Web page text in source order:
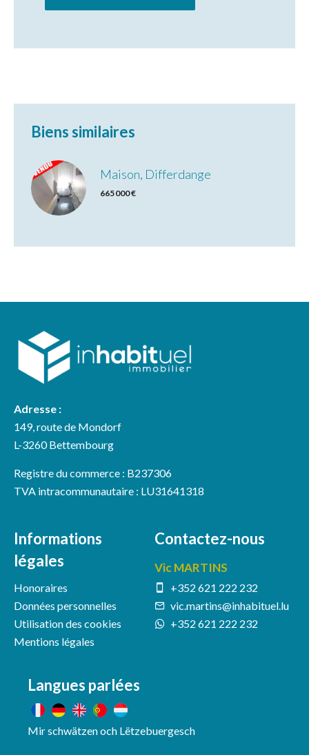
Biens similaires
Maison, Differdange
665 000 €
Adresse :
149, route de Mondorf
L-3260 Bettembourg
Registre du commerce : B237306
TVA intracommunautaire : LU31641318
Informations
légales
Honoraires
Données personnelles
Utilisation des cookies
Mentions légales
Contactez-nous
Vic MARTINS
+352 621 222 232
vic.martins@inhabituel.lu
+352 621 222 232
Langues parlées
Mir schwätzen och Lëtzebuergesch